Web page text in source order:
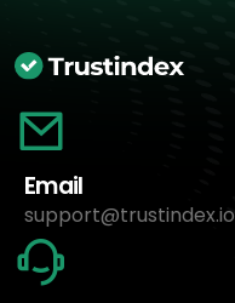
Email
support@trustindex.io